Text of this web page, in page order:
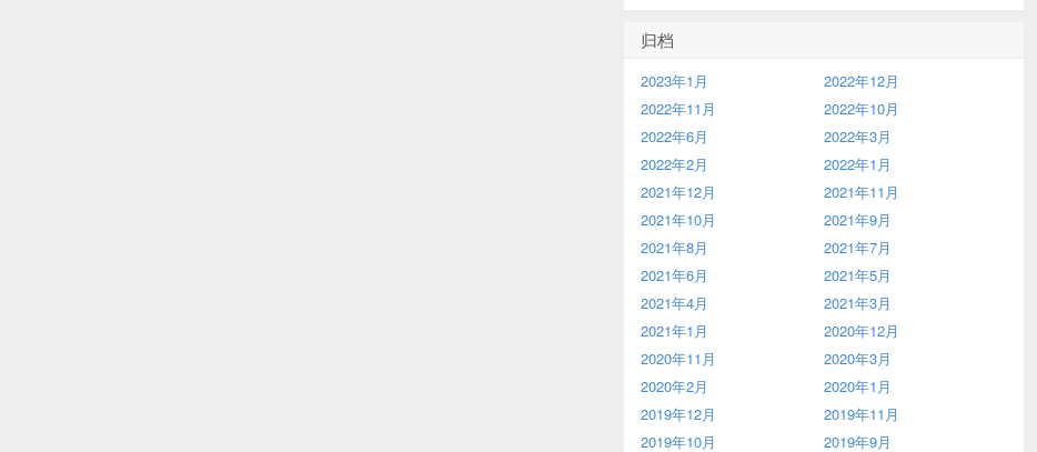
归档
2023年1月
2022年12月
2022年11月
2022年10月
2022年6月
2022年3月
2022年2月
2022年1月
2021年12月
2021年11月
2021年10月
2021年9月
2021年8月
2021年7月
2021年6月
2021年5月
2021年4月
2021年3月
2021年1月
2020年12月
2020年11月
2020年3月
2020年2月
2020年1月
2019年12月
2019年11月
2019年10月
2019年9月